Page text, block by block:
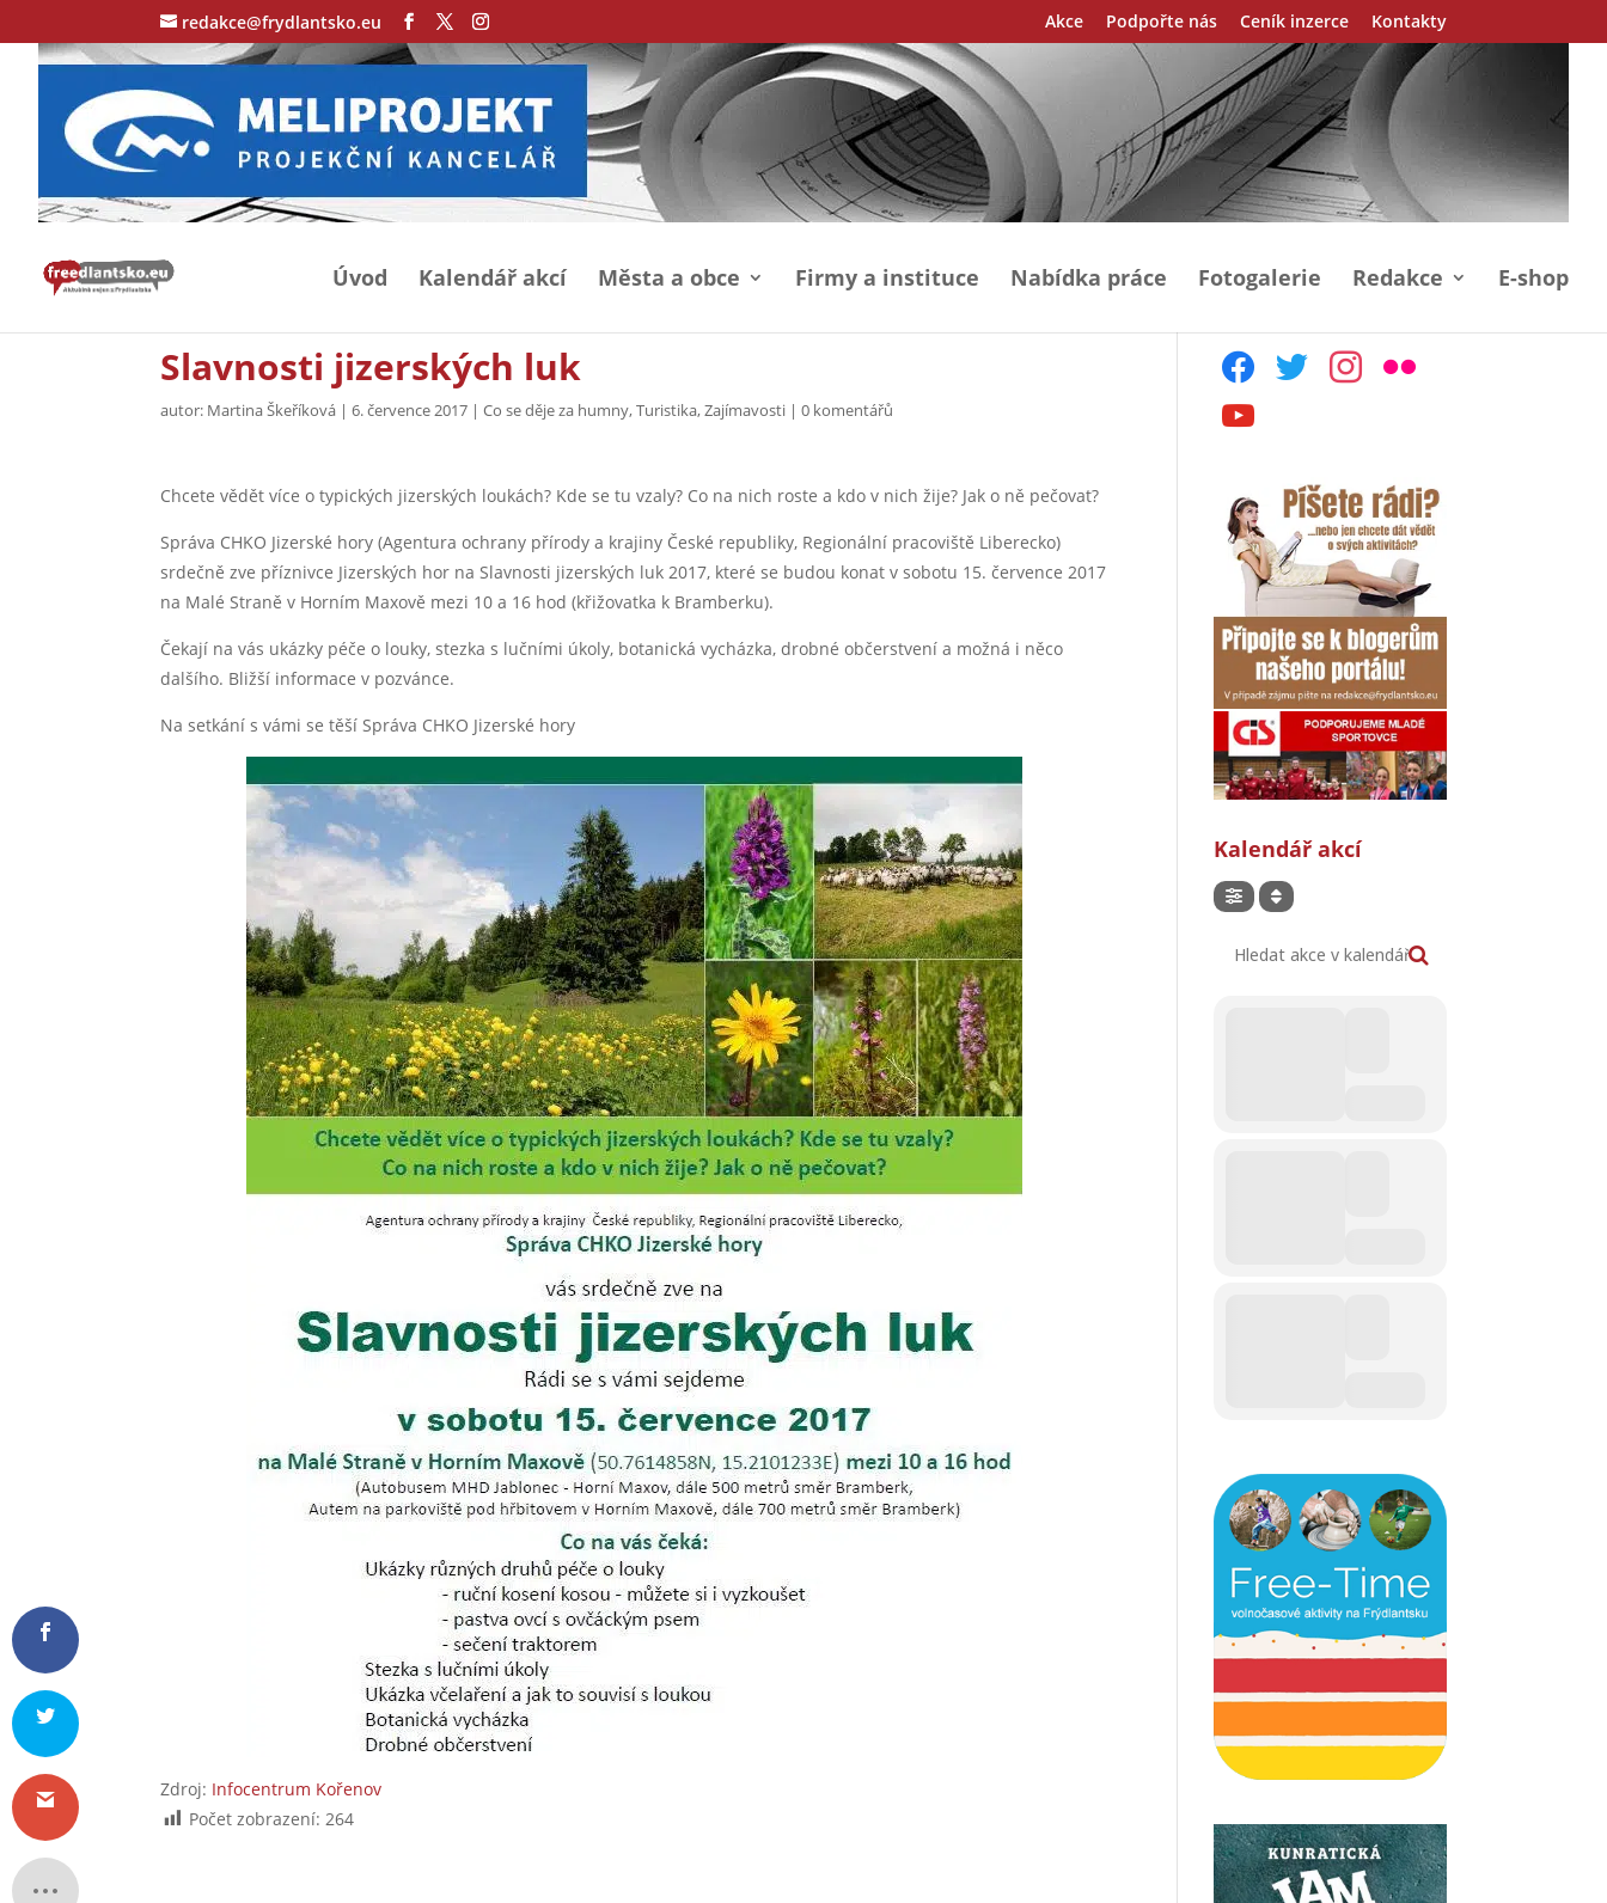
redakce@frydlantsko.eu Akce Podpořte nás Ceník inzerce Kontakty
Úvod Kalendář akcí Města a obce Firmy a instituce Nabídka práce Fotogalerie Redakce E-shop
Slavnosti jizerských luk
autor: Martina Škeříková |6. července 2017 |Co se děje za humny,Turistika,Zajímavosti |0 komentářů
Chcete vědět více o typických jizerských loukách? Kde se tu vzaly? Co na nich roste a kdo v nich žije? Jak o ně pečovat?
Správa CHKO Jizerské hory (Agentura ochrany přírody a krajiny České republiky, Regionální pracoviště Liberecko)
srdečně zve příznivce Jizerských hor na Slavnosti jizerských luk 2017, které se budou konat v sobotu 15. července 2017
na Malé Straně v Horním Maxově mezi 10 a 16 hod (křižovatka k Bramberku).
Čekají na vás ukázky péče o louky, stezka s lučními úkoly, botanická vycházka, drobné občerstvení a možná i něco
dalšího. Bližší informace v pozvánce.
Na setkání s vámi se těší Správa CHKO Jizerské hory
Zdroj: Infocentrum Kořenov
Počet zobrazení: 264
facebooktwitter instagram
flickr
youtube
Kalendář akcí